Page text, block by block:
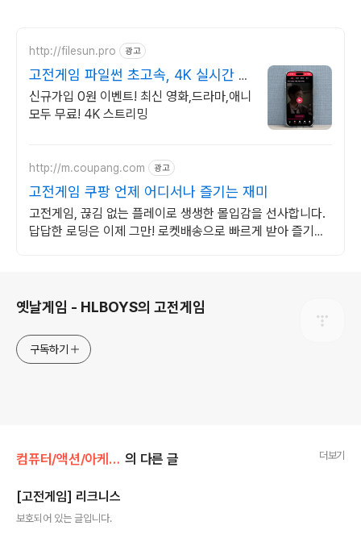
http://filesun.pro 광고
고전게임 파일썬 초고속, 4K 실시간 보
기!
신규가입 0원 이벤트! 최신 영화,드라마,애니
모두 무료! 4K 스트리밍
http://m.coupang.com 광고
고전게임 쿠팡 언제 어디서나 즐기는 재미
고전게임, 끊김 없는 플레이로 생생한 몰입감을 선사합니다.
답답한 로딩은 이제 그만! 로켓배송으로 빠르게 받아 즐기세
옛날게임 - HLBOYS의 고전게임
구독하기
컴퓨터/액션/아케이드 의 다른 글 더보기
[고전게임] 리크니스
보호되어 있는 글입니다.